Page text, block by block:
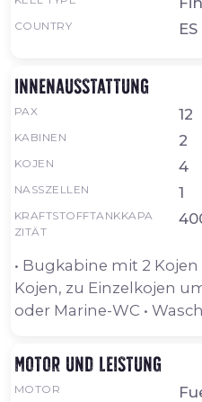
COUNTRY ES
Innenausstattung
PAX 12
KABINEN 2
KOJEN 4
NASSZELLEN 1
KRAFTSTOFFTANKKAPA
ZITÄT
• Bugkabine mit 2
Kojen, zu Einzelkojen
oder Marine-WC •
Motor und Leistung
MOTOR